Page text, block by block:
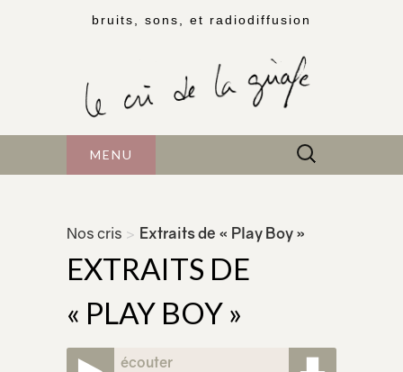
bruits, sons, et radiodiffusion
MENU Rechercher :
Nos cris > Extraits de « Play Boy »
EXTRAITS DE
« PLAY BOY »
écouter